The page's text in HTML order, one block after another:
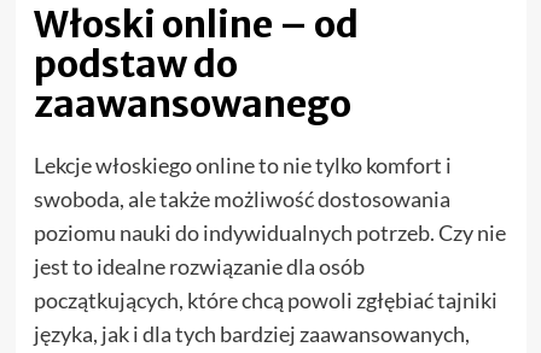
Włoski online – od
podstaw do
zaawansowanego
Lekcje włoskiego online to nie tylko komfort i
swoboda, ale także możliwość dostosowania
poziomu nauki do indywidualnych potrzeb. Czy nie
jest to idealne rozwiązanie dla osób
początkujących, które chcą powoli zgłębiać tajniki
języka, jak i dla tych bardziej zaawansowanych,